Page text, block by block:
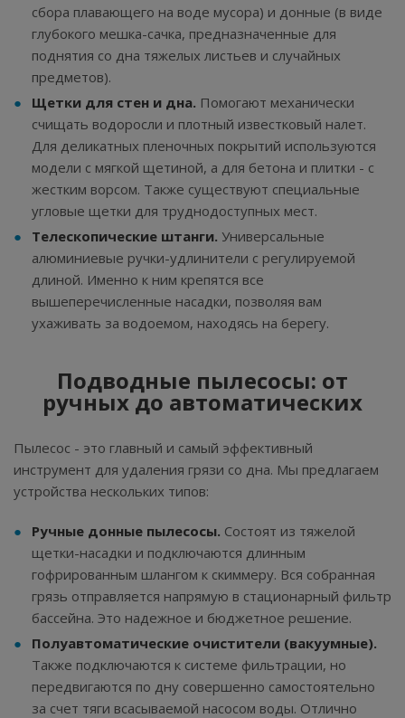
сбора плавающего на воде мусора) и донные (в виде
глубокого мешка-сачка, предназначенные для
поднятия со дна тяжелых листьев и случайных
предметов).
Щетки для стен и дна. Помогают механически
счищать водоросли и плотный известковый налет.
Для деликатных пленочных покрытий используются
модели с мягкой щетиной, а для бетона и плитки - с
жестким ворсом. Также существуют специальные
угловые щетки для труднодоступных мест.
Телескопические штанги. Универсальные
алюминиевые ручки-удлинители с регулируемой
длиной. Именно к ним крепятся все
вышеперечисленные насадки, позволяя вам
ухаживать за водоемом, находясь на берегу.
Подводные пылесосы: от
ручных до автоматических
Пылесос - это главный и самый эффективный
инструмент для удаления грязи со дна. Мы предлагаем
устройства нескольких типов:
Ручные донные пылесосы. Состоят из тяжелой
щетки-насадки и подключаются длинным
гофрированным шлангом к скиммеру. Вся собранная
грязь отправляется напрямую в стационарный фильтр
бассейна. Это надежное и бюджетное решение.
Полуавтоматические очистители (вакуумные).
Также подключаются к системе фильтрации, но
передвигаются по дну совершенно самостоятельно
за счет тяги всасываемой насосом воды. Отлично